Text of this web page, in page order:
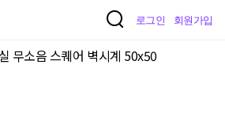
로그인 회원가입